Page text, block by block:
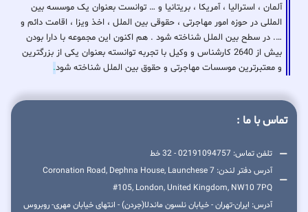
آلمان ، استرالیا ، آمریکا ، بریتانیا و … توانست بعنوان یک موسسه بین
المللی در حوزه امور مهاجرتی ، حقوقی بین الملل ، اخذ ویزا ، اقامت دائم و
…. در سطح بین الملل شناخته شود . هم اکنون این مجموعه با دارا بودن
بیش از 2640 کارشناس و وکیل با تجربه توانسته بعنوان یکی از بزرگترین
و معتبرترین موسسات مهاجرتی و حقوق بین الملل شناخته شود.
تماس با ما :
تلفن تماس: 02191094757 - 32 خط
آدرس دفتر لندن: 7 Coronation Road, Dephna House, Launchese
#105, London, United Kingdom, NW10 7PQ
آدرس: ایران-تهران - خیابان نلسون ماندلا(جردن) - انتهای خیابان مهری- روبروس